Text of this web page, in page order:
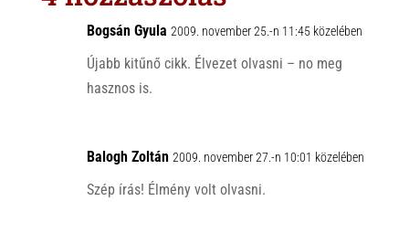
A
o
o
k
Bogsán Gyula 2009. november 25.-n 11:45 közelében
Újabb kitűnő cikk. Élvezet olvasni – no meg
hasznos is.
Balogh Zoltán 2009. november 27.-n 10:01 közelében
Szép írás! Élmény volt olvasni.